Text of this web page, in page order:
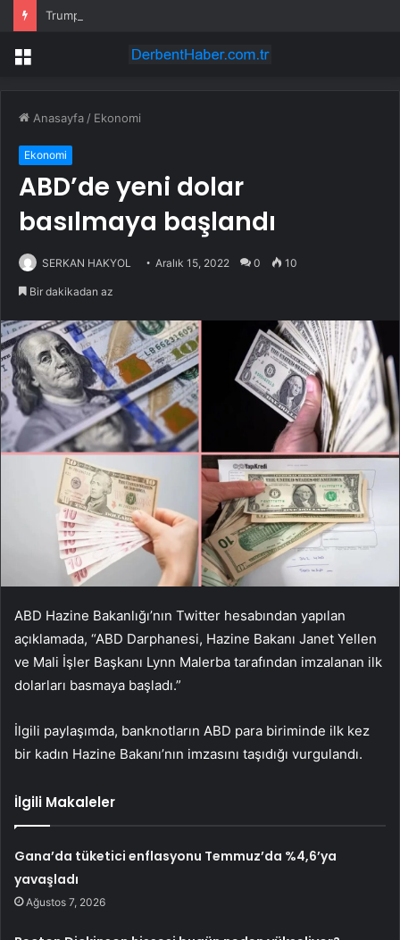
Menü
Anasayfa / Ekonomi
Ekonomi
ABD’de yeni dolar
basılmaya başlandı
SERKAN HAKYOL Aralık 15, 2022 0 10
Bir dakikadan az
ABD Hazine Bakanlığı’nın Twitter hesabından yapılan
açıklamada, “ABD Darphanesi, Hazine Bakanı Janet Yellen
ve Mali İşler Başkanı Lynn Malerba tarafından imzalanan ilk
dolarları basmaya başladı.”
İlgili paylaşımda, banknotların ABD para biriminde ilk kez
bir kadın Hazine Bakanı’nın imzasını taşıdığı vurgulandı.
İlgili Makaleler
Gana’da tüketici enflasyonu Temmuz’da %4,6’ya
yavaşladı
Ağustos 7, 2026